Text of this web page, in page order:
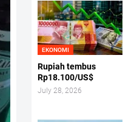
EKONOMI
Rupiah tembus
Rp18.100/US$
July 28, 2026